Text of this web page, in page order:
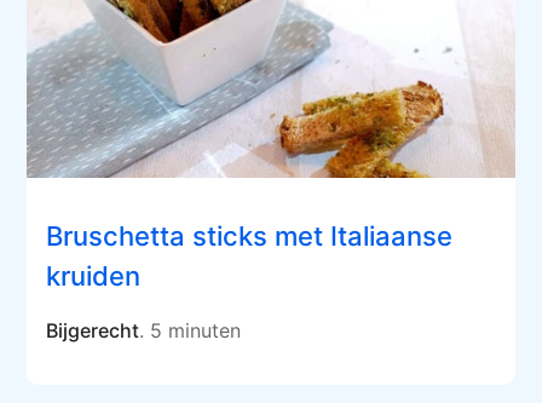
Bruschetta sticks met Italiaanse
kruiden
Bijgerecht. 5 minuten